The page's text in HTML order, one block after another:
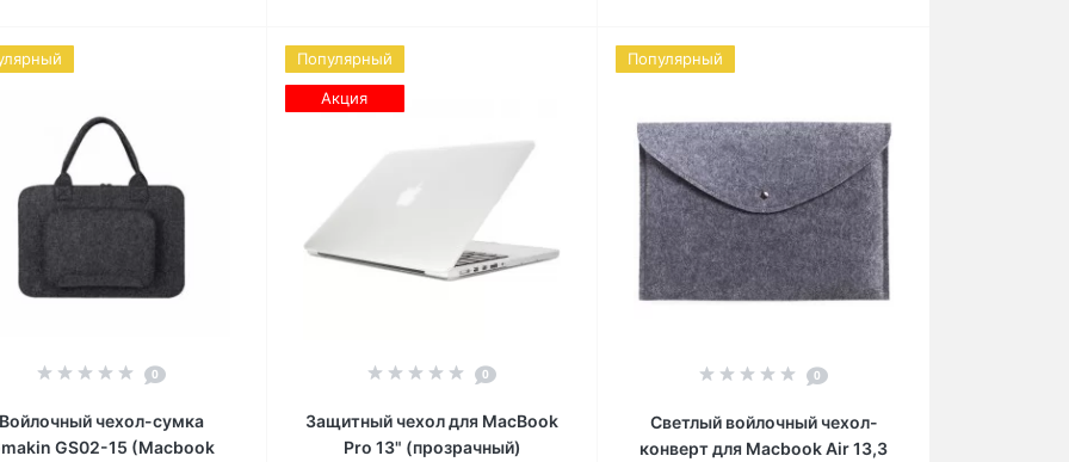
0
Войлочный чехол-сумка
GS02-15 (Macbook
Популярный
Акция
0
Защитный чехол для MacBook
Pro 13" (прозрачный)
Популярный
0
Светлый войлочный чехол-
конверт для Macbook Air 13,3